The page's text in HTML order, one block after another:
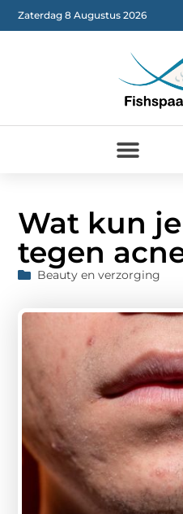
Zaterdag 8 Augustus 2026
Wat kun
tegen
Beauty en verzorging